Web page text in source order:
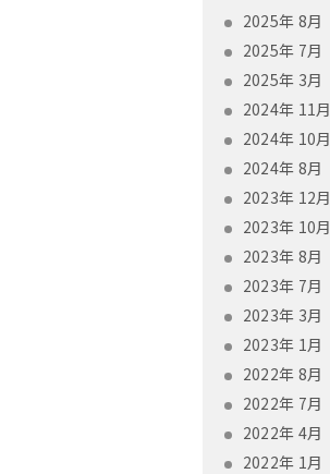
2025年 8月
2025年 7月
2025年 3月
2024年 11月
2024年 10月
2024年 8月
2023年 12月
2023年 10月
2023年 8月
2023年 7月
2023年 3月
2023年 1月
2022年 8月
2022年 7月
2022年 4月
2022年 1月